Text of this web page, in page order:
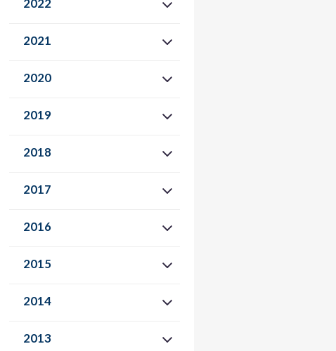
2022
2021
2020
2019
2018
2017
2016
2015
2014
2013